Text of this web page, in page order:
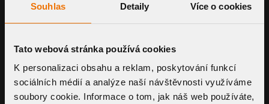
Souhlas Detaily Více o cookies
Tato webová stránka používá cookies
K personalizaci obsahu a reklam, poskytování funkcí
sociálních médií a analýze naší návštěvnosti využíváme
soubory cookie. Informace o tom, jak náš web používáte,
On roofs with a ballast layer of gravel it is
necessary to use a perforated protective
dome
Wide range of accessories for walkable
roofs